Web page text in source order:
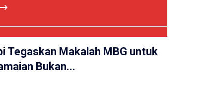
Tegaskan Makalah MBG untuk
Bukan...